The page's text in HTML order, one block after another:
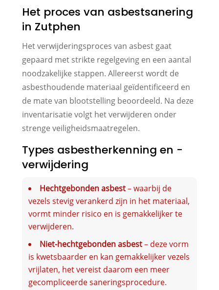
Het proces van asbestsanering
in Zutphen
Het verwijderingsproces van asbest gaat
gepaard met strikte regelgeving en een aantal
noodzakelijke stappen. Allereerst wordt de
asbesthoudende materiaal geïdentificeerd en
de mate van blootstelling beoordeeld. Na deze
inventarisatie volgt het verwijderen onder
strenge veiligheidsmaatregelen.
Types asbestherkenning en -
verwijdering
Hechtgebonden asbest– waarbij de
vezels stevig verankerd zijn in het materiaal,
vormt minder risico en is gemakkelijker te
verwijderen.
Niet-hechtgebonden asbest– deze vorm
is kwetsbaarder en kan gemakkelijker vezels
vrijlaten, het vereist daarom een meer
gecompliceerde saneringsprocedure.